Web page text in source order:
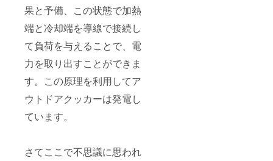
果と予備、この状態で加熱
端と冷却端を導線で接続し
て負荷を与えることで、電
力を取り出すことができま
す。この原理を利用してア
ウトドアクッカーは発電し
ています。
さてここで不思議に思われ